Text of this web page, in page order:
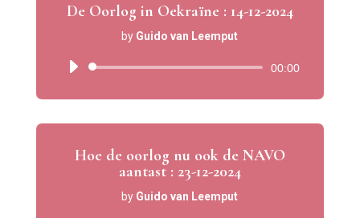
De Oorlog in Oekraïne : 14-12-2024
by Guido van Leemput
Audio
00:00
Hoe de oorlog nu ook de NAVO
aantast : 23-12-2024
by Guido van Leemput